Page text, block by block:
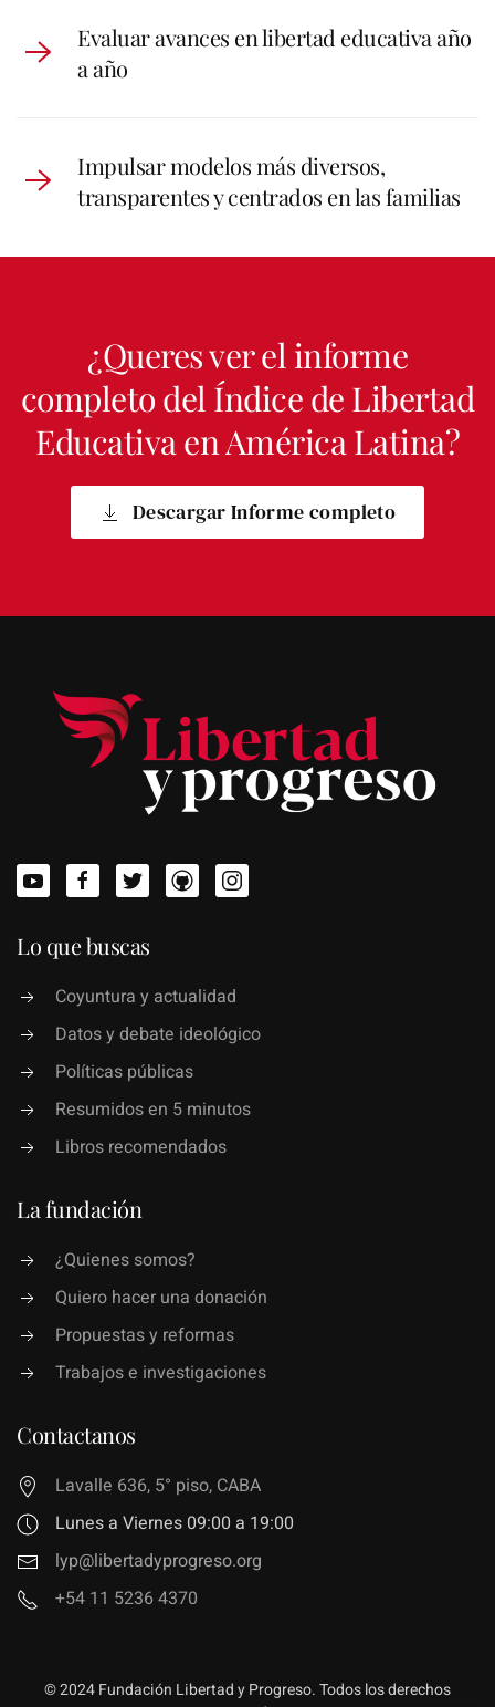
Evaluar avances en libertad educativa año
a año
Impulsar modelos más diversos,
transparentes y centrados en las familias
¿Queres ver el informe
completo del Índice de Libertad
Educativa en América Latina?
Descargar Informe completo
Lo que buscas
Coyuntura y actualidad
Datos y debate ideológico
Políticas públicas
Resumidos en 5 minutos
Libros recomendados
La fundación
¿Quienes somos?
Quiero hacer una donación
Propuestas y reformas
Trabajos e investigaciones
Contactanos
Lavalle 636, 5° piso, CABA
Lunes a Viernes 09:00 a 19:00
lyp@libertadyprogreso.org
+54 11 5236 4370
© 2024 Fundación Libertad y Progreso. Todos los derechos